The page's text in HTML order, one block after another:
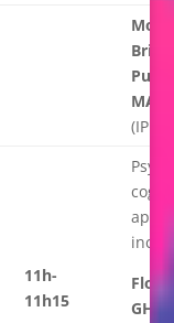
(IPN)
11h-
11h15